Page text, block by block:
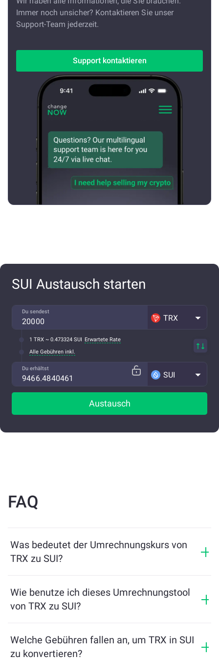
Immer noch unsicher? Kontaktieren Sie unser
Support-Team jederzeit.
Support kontaktieren
SUI Austausch starten
Du sendest
TRX
1 TRX ~ 0.473324 SUI Erwartete Rate
Alle Gebühren inkl.
Du erhältst
SUI
Austausch
FAQ
Was bedeutet der Umrechnungskurs von
TRX zu SUI?
Austausch für TRX erhalten. Dieser Kurs schwankt je
nach Marktbedingungen, Angebot und Nachfrage
Wie benutze ich dieses Umrechnungstool
von TRX zu SUI?
tauschen möchten, und das Tool berechnet die
geschätzte Menge an SUI, die Sie erhalten. Folgen Sie
Welche Gebühren fallen an, um TRX in SUI
zu konvertieren?